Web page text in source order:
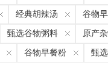
经典胡辣汤 谷物
甄选谷物粥料 原产
谷物早餐粉 甄